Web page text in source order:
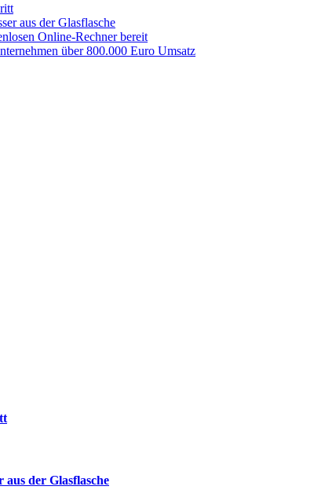
aus der Glasflasche
Online-Rechner bereit
über 800.000 Euro Umsatz
der Glasflasche